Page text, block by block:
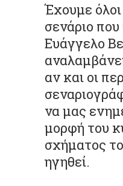
Έχουμε
σενάριο που
Ευάγγελο
αν και οι
να μας
μορφή του
σχήματος
ηγηθεί.